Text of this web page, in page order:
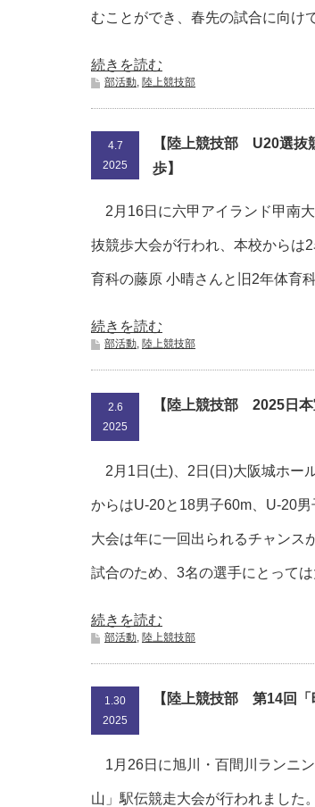
むことができ、春先の試合に向け
続きを読む
部活動, 陸上競技部
4.7
2025
【陸上競技部 U20選抜
歩】
2月16日に六甲アイランド甲南
抜競歩大会が行われ、本校からは
育科の藤原 小晴さんと旧2年体育
続きを読む
部活動, 陸上競技部
2.6
2025
【陸上競技部 2025日本
2月1日(土)、2日(日)大阪城ホー
からはU-20と18男子60m、U-20
大会は年に一回出られるチャンス
試合のため、3名の選手にとって
続きを読む
部活動, 陸上競技部
1.30
2025
【陸上競技部 第14回「
1月26日に旭川・百間川ランニ
山」駅伝競走大会が行われました